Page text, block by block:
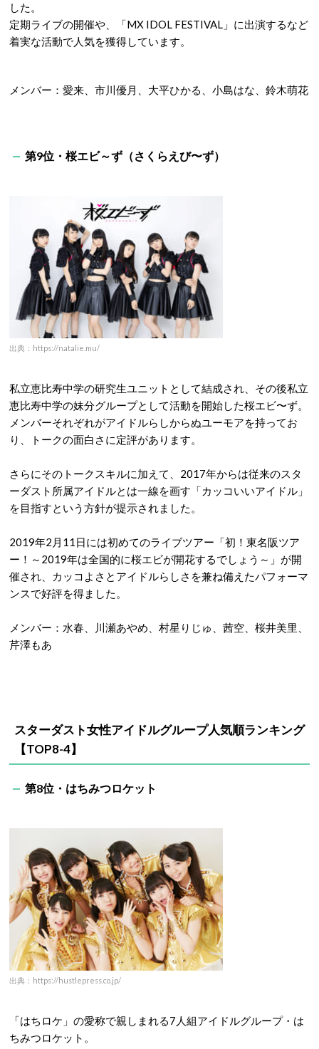
した。
定期ライブの開催や、「MX IDOL FESTIVAL」に出演するなど
着実な活動で人気を獲得しています。
メンバー：愛来、市川優月、大平ひかる、小島はな、鈴木萌花
第9位・桜エビ～ず（さくらえび〜ず）
出典：https://natalie.mu/
私立恵比寿中学の研究生ユニットとして結成され、その後私立
恵比寿中学の妹分グループとして活動を開始した桜エビ〜ず。
メンバーそれぞれがアイドルらしからぬユーモアを持ってお
り、トークの面白さに定評があります。
さらにそのトークスキルに加えて、2017年からは従来のスタ
ーダスト所属アイドルとは一線を画す「カッコいいアイドル」
を目指すという方針が提示されました。
2019年2月11日には初めてのライブツアー「初！東名阪ツア
ー！～2019年は全国的に桜エビが開花するでしょう～」が開
催され、カッコよさとアイドルらしさを兼ね備えたパフォーマ
ンスで好評を得ました。
メンバー：水春、川瀬あやめ、村星りじゅ、茜空、桜井美里、
芹澤もあ
スターダスト女性アイドルグループ人気順ランキング
【TOP8-4】
第8位・はちみつロケット
出典：https://hustlepress.co.jp/
「はちロケ」の愛称で親しまれる7人組アイドルグループ・は
ちみつロケット。